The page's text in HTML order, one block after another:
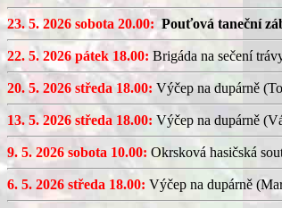
23. 5. 2026 sobota 20.00: Pouťová taneční
22. 5. 2026 pátek 18.00: Brigáda na sečení
20. 5. 2026 středa 18.00: Výčep na dupárně
13. 5. 2026 středa 18.00: Výčep na dupárně
9. 5. 2026 sobota 10.00: Okrsková hasičská
6. 5. 2026 středa 18.00: Výčep na dupárně